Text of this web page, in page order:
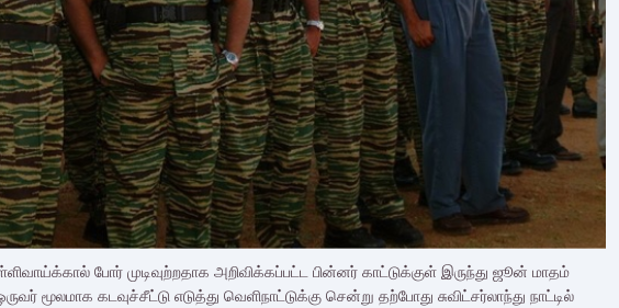
போர் முடிவுற்றதாக அறிவிக்கப்பட்ட பின்னர் காட்டுக்குள் இருந்து ஜூன் மாதம்
மூலமாக கடவுச்சீட்டு எடுத்து வெளிநாட்டுக்கு சென்று தற்போது சுவிட்சர்லாந்து நாட்டில்